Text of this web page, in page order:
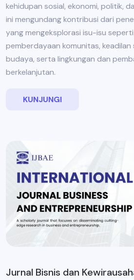
kehidupan sosial, ekonomi, politik,
ini mengundang kontribusi dari
yang mengeksplorasi isu-isu
pemberdayaan komunitas,
budaya, serta lingkungan dan
berkelanjutan.
KUNJUNGI
Jurnal Bisnis dan